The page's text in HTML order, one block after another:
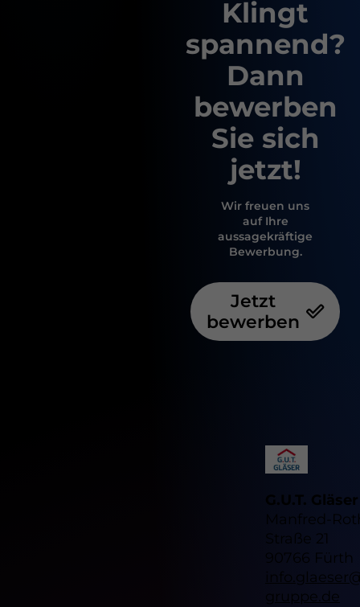
Klingt
spannend?
Dann
bewerben
Sie sich
jetzt!
Wir freuen uns
auf Ihre
aussagekräftige
Bewerbung.
Jetzt
bewerben
G.U.T.
Manfred-
Straße 21
90766 Fürth
gruppe.de